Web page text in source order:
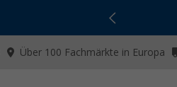
Über 100 Fachmärkte in Europa